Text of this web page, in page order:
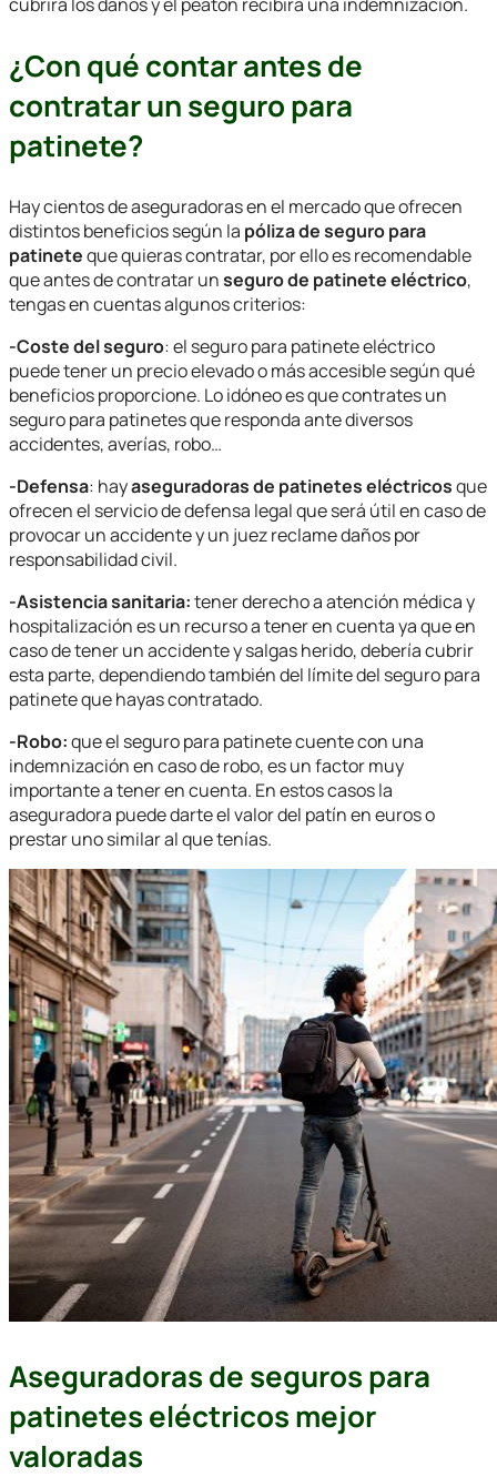
¿Con qué contar antes de
contratar un seguro para
patinete?
Hay cientos de aseguradoras en el mercado que ofrecen
distintos beneficios según la póliza de seguro para
patineteque quieras contratar, por ello es recomendable
que antes de contratar unseguro de patinete eléctrico,
tengas en cuentas algunos criterios:
-Coste del seguro: el seguro para patinete eléctrico
puede tener un precio elevado o más accesible según qué
beneficios proporcione. Lo idóneo es que contrates un
seguro para patinetes que responda ante diversos
accidentes, averías, robo…
-Defensa: hayaseguradoras de patinetes eléctricosque
ofrecen el servicio de defensa legal que será útil en caso de
provocar un accidente y un juez reclame daños por
responsabilidad civil.
-Asistencia sanitaria:tener derecho a atención médica y
hospitalización es un recurso a tener en cuenta ya que en
caso de tener un accidente y salgas herido, debería cubrir
esta parte, dependiendo también del límite del seguro para
patinete que hayas contratado.
-Robo:que el seguro para patinete cuente con una
indemnización en caso de robo, es un factor muy
importante a tener en cuenta. En estos casos la
aseguradora puede darte el valor del patín en euros o
prestar uno similar al que tenías.
Aseguradoras de seguros para
patinetes eléctricos mejor
valoradas